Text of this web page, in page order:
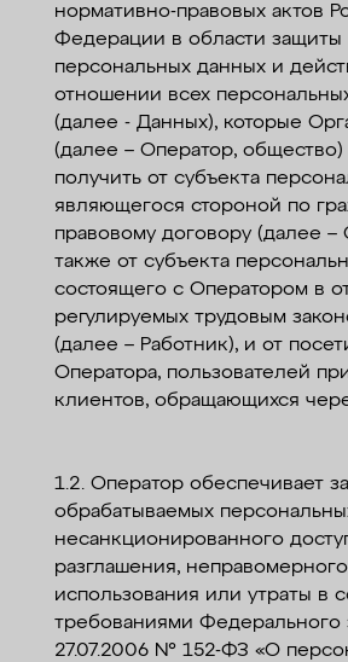
нормативно-правовых актов
Федерации в области защиты
персональных данных и
отношении всех
(далее - Данных), которые
(далее – Оператор,
получить от субъекта
являющегося стороной по
правовому договору (далее –
также от субъекта
состоящего с Оператором в
регулируемых трудовым
(далее – Работник), и от
Оператора, пользователей
клиентов, обращающихся
1.2. Оператор обеспечивает
обрабатываемых
несанкционированного
разглашения, неправомерного
использования или утраты в
требованиями Федерального
27.07.2006 № 152-ФЗ «О